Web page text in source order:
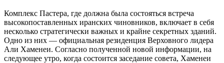
Комплекс Пастера, где должна была состояться встреча
высокопоставленных иранских чиновников, включает в себя
несколько стратегически важных и крайне секретных зданий.
Одно из них — официальная резиденция Верховного лидера
Али Хаменеи. Согласно полученной новой информации, на
следующее утро, когда состоится заседание совета, Хаменеи